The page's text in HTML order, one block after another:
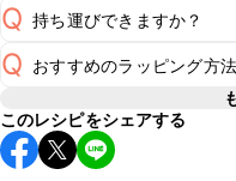
A 冷蔵で翌日中が目安です
Q 持ち運びできますか？
A
要冷蔵のスイーツのため
が、保冷剤を添えていた
です。お持ち運びの際は
Q おすすめのラッピング方
A
こちらでラッピング方法
ピング方法をお試しくだ
め、お持ち運びの際は保
このレシピをシェアする